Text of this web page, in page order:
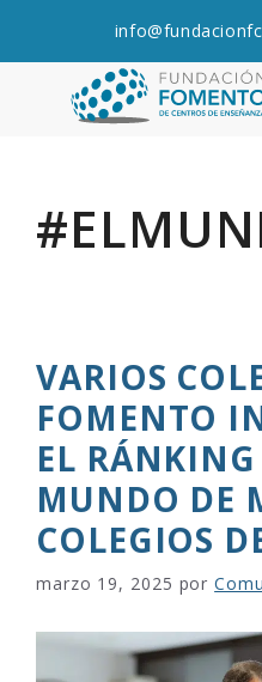
VARIOS
FOMENTO
EL RÁNKING
MUNDO DE
COLEGIOS
marzo 19, 2025 por